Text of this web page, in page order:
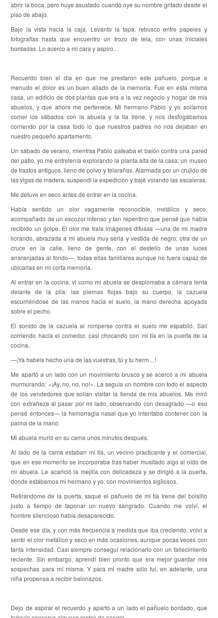
abrir la boca, pero huye asustado cuando oye su nombre gritado desde el
piso de abajo.
Bajo la vista hacia la caja. Levanto la tapa, rebusco entre papeles y
fotografías hasta que encuentro un trozo de tela, con unas iniciales
bordadas. Lo acerco a mi cara y aspiro…
Recuerdo bien el día en que me prestaron este pañuelo, porque a
menudo el dolor es un buen aliado de la memoria. Fue en esta misma
casa, un edificio de dos plantas que era a la vez negocio y hogar de mis
abuelos, y que ahora me pertenece. Mi hermano Pablo y yo solíamos
comer los sábados con la abuela y la tía Irene, y nos desfogábamos
corriendo por la casa todo lo que nuestros padres no nos dejaban en
nuestro pequeño apartamento.
Un sábado de verano, mientras Pablo pateaba el balón contra una pared
del patio, yo me entretenía explorando la planta alta de la casa: un museo
de trastos antiguos, lleno de polvo y telarañas. Alarmada por un crujido de
las vigas de madera, suspendí la expedición y bajé volando las escaleras.
Me detuve en seco antes de entrar en la cocina.
Había sentido un olor vagamente reconocible, metálico y seco,
acompañado de un escozor intenso y tan repentino que pensé que había
recibido un golpe. El olor me traía imágenes difusas —una de mi madre
llorando, abrazada a mi abuela muy seria y vestida de negro; otra de un
cruce en la calle, lleno de gente, con el destello de unas luces
anaranjadas al fondo—, todas ellas familiares aunque no fuera capaz de
ubicarlas en mi corta memoria.
Al entrar en la cocina, vi como mi abuela se desplomaba a cámara lenta
delante de la pila: las piernas flojas bajo su cuerpo, la cazuela
escurriéndose de las manos hacia el suelo, la mano derecha apoyada
sobre el pecho.
El sonido de la cazuela al romperse contra el suelo me espabiló. Salí
corriendo hacia el comedor, casi chocando con mi tía en la puerta de la
cocina.
—¡Ya habéis hecho una de las vuestras, tú y tu herm…!
Me apartó a un lado con un movimiento brusco y se acercó a mi abuela
murmurando: «¡Ay, no, no, no!». La seguía un hombre con todo el aspecto
de los vendedores que solían visitar la tienda de mis abuelos. Me miró
con extrañeza al pasar por mi lado, observando con desagrado —o eso
pensé entonces— la hemorragia nasal que yo intentaba contener con la
palma de la mano.
Mi abuela murió en su cama unos minutos después.
Al lado de la cama estaban mi tía, un vecino practicante y el comercial,
que en ese momento se incorporaba tras haber musitado algo al oído de
mi abuela. Le acarició la mejilla con delicadeza y se dirigió a la puerta,
donde estábamos mi hermano y yo, con movimientos sigilosos.
Retirándome de la puerta, saqué el pañuelo de mi tía Irene del bolsillo
justo a tiempo de taponar un nuevo sangrado. Cuando me volví, el
hombre silencioso había desaparecido.
Desde ese día, y con más frecuencia a medida que iba creciendo, volví a
sentir el olor metálico y seco en más ocasiones, aunque pocas veces con
tanta intensidad. Casi siempre conseguí relacionarlo con un fallecimiento
reciente. Sin embargo, aprendí bien pronto que era mejor guardar mis
sospechas para mí misma. Y para mi madre sólo fui, en adelante, una
niña propensa a recibir balonazos.
Dejo de aspirar el recuerdo y aparto a un lado el pañuelo bordado, que